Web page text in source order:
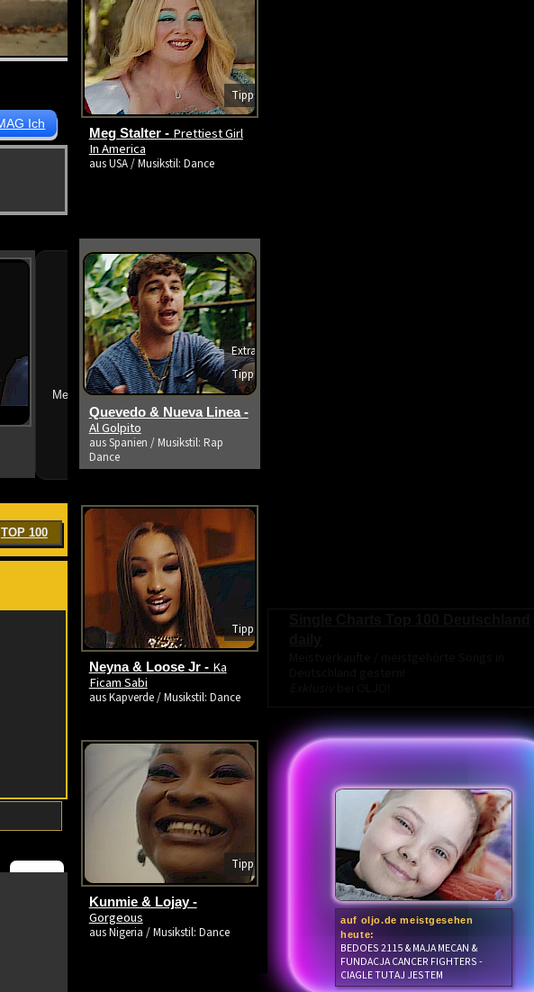
➔
Mehr neue Vids ansehen
TOP 100
auf oljo.de meistgesehen
heute:
BEDOES 2115 & MAJA MECAN &
FUNDACJA CANCER FIGHTERS -
CIAGLE TUTAJ JESTEM
Tipp
Meg Stalter - Prettiest Girl
In America
aus USA / Musikstil: Dance
Extra
Tipp
Quevedo & Nueva Linea -
Al Golpito
aus Spanien / Musikstil: Rap
Dance
Tipp
Neyna & Loose Jr - Ka
Ficam Sabi
aus Kapverde / Musikstil: Dance
Tipp
Kunmie & Lojay -
Gorgeous
aus Nigeria / Musikstil: Dance